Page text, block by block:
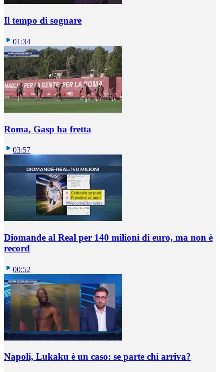
Il tempo di sognare
01:34
Roma, Gasp ha fretta
03:57
Diomande al Real per 140 milioni di euro, ma non è
record
00:52
Napoli, Lukaku è un caso: se parte chi arriva?